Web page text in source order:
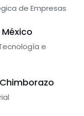
de Empresas
e